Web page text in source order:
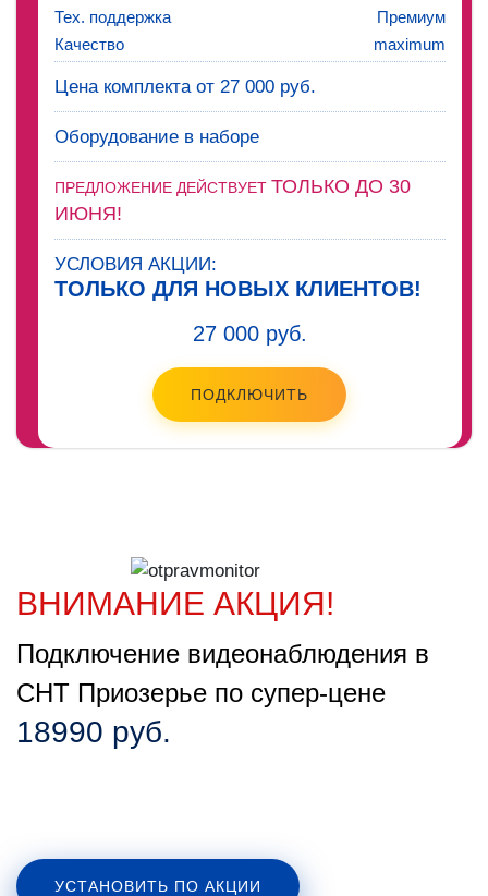
Тех. поддержка
Премиум
Качество
maximum
Цена комплекта от 27 000 руб.
Оборудование в наборе
ПРЕДЛОЖЕНИЕ ДЕЙСТВУЕТ ТОЛЬКО ДО 30
ИЮНЯ!
УСЛОВИЯ АКЦИИ:
ТОЛЬКО ДЛЯ НОВЫХ КЛИЕНТОВ!
27 000 руб.
ПОДКЛЮЧИТЬ
ВНИМАНИЕ АКЦИЯ!
Подключение видеонаблюдения в
СНТ Приозерье по супер-цене
18990 руб.
УСТАНОВИТЬ ПО АКЦИИ